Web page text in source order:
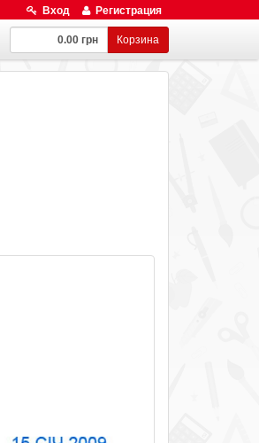
Вход Регистрация
0.00 грн Корзина